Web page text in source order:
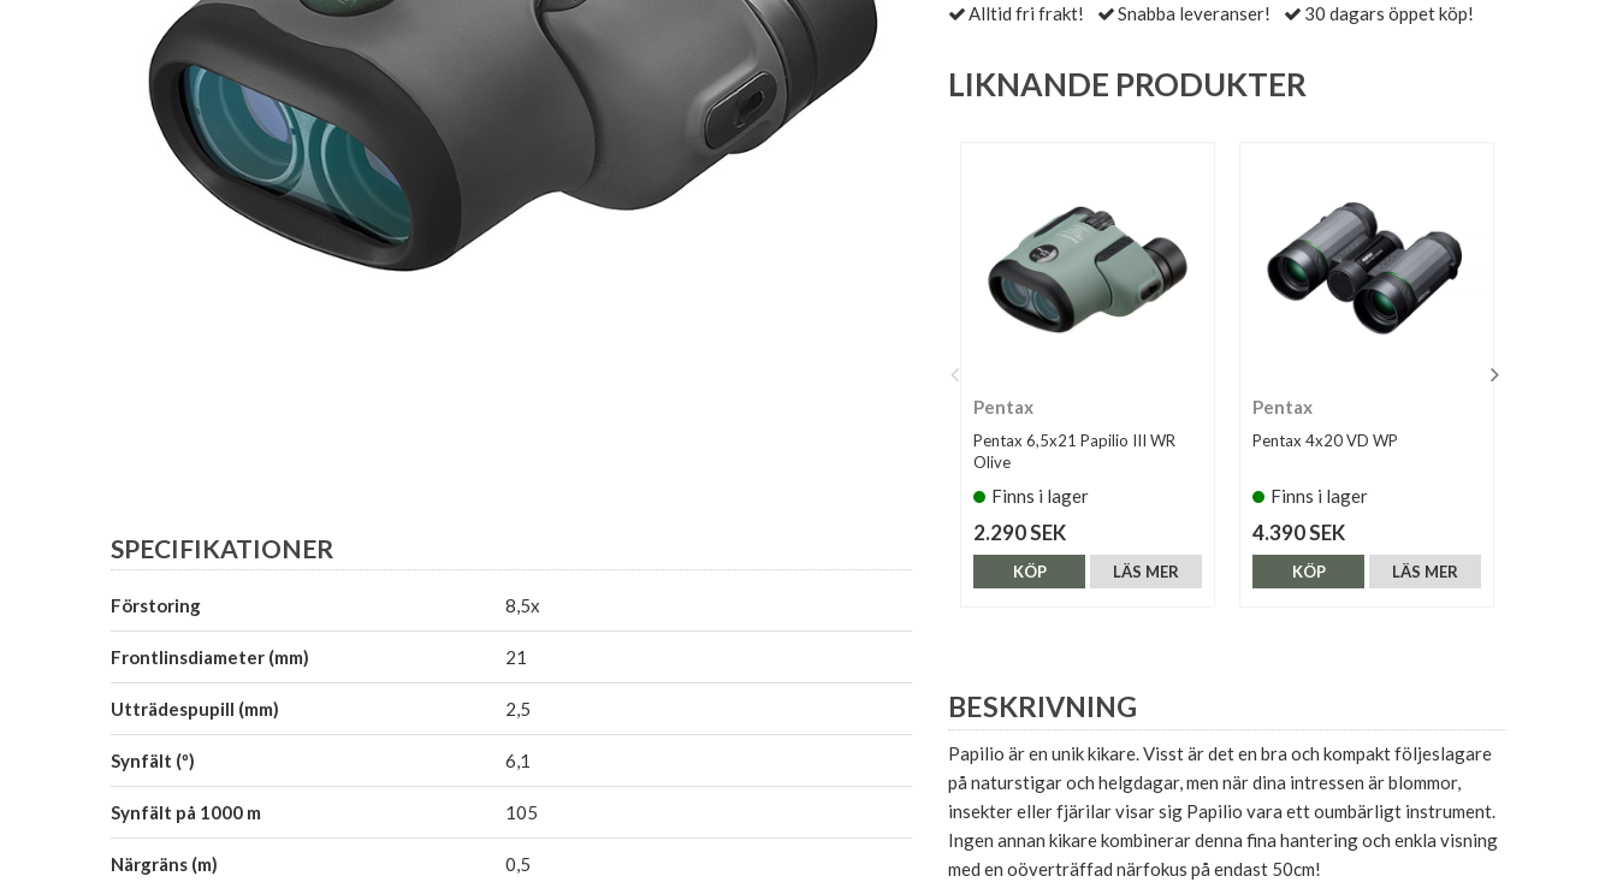
Alltid fri frakt! Snabba leveranser! 30 dagars öppet köp!
LIKNANDE PRODUKTER
Pentax
Pentax 6,5x21 Papilio III WR
Olive
Finns i lager
2.290 SEK
LÄS MER
KÖP
Pentax
Pentax 4x20 VD WP
Finns i lager
4.390 SEK
LÄS MER
KÖP
BESKRIVNING
Papilio är en unik kikare. Visst är det en bra och kompakt följeslagare
på naturstigar och helgdagar, men när dina intressen är blommor,
insekter eller fjärilar visar sig Papilio vara ett oumbärligt instrument.
Ingen annan kikare kombinerar denna fina hantering och enkla visning
med en oöverträffad närfokus på endast 50cm!
SPECIFIKATIONER
Förstoring 8,5x
Frontlinsdiameter (mm) 21
Utträdespupill (mm) 2,5
Synfält (º) 6,1
Synfält på 1000 m 105
Närgräns (m) 0,5